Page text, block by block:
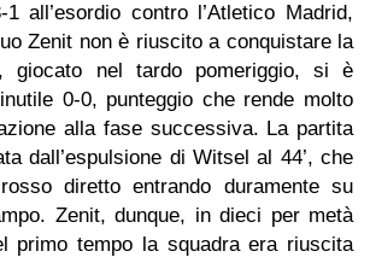
all’esordio contro l’Atletico Madrid,
Zenit non è riuscito a conquistare la
giocato nel tardo pomeriggio, si è
0-0, punteggio che rende molto
alla fase successiva. La partita
dall’espulsione di Witsel al 44’, che
diretto entrando duramente su
Zenit, dunque, in dieci per metà
primo tempo la squadra era riuscita